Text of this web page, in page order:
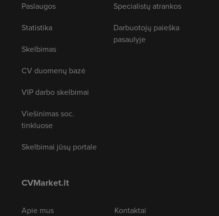
Paslaugos
Statistika
Skelbimas
CV duomenų bazė
VIP darbo skelbimai
Viešinimas soc.
tinkluose
Skelbimai jūsų portale
Specialistų atrankos
Darbuotojų paieška
pasaulyje
CVMarket.lt
Apie mus
Kontaktai